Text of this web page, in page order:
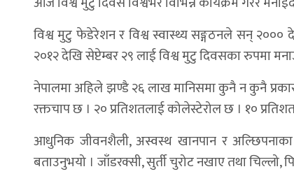
विश्व मुटु फेडेरेशन र विश्व स्वास्थ्य सङ्गठनले सन्
२०१२ देखि सेप्टेम्बर २९ लाई विश्व मुटु दिवसका रुपमा
नेपालमा अहिले झण्डै २६ लाख मानिसमा कुनै न कुनै
रक्तचाप छ । २० प्रतिशतलाई कोलेस्टेरोल छ । १०
आधुनिक जीवनशैली, अस्वस्थ खानपान र
बताउनुभयो । जाँडरक्सी, सुर्ती चुरोट नखाए तथा चिल्लो,